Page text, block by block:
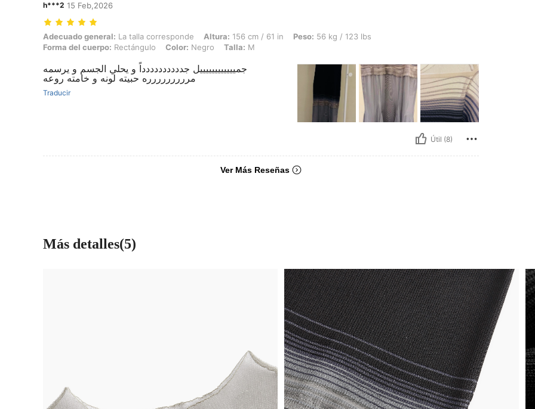
h***2 15 Feb,2026
Adecuado general: La talla corresponde, Altura: 156 cm / 61 in, Peso: 56 kg / 123 lbs, Forma del cuerpo: Rectángulo, Color: Negro, Talla: M
Adecuado general: La talla corresponde Altura: 156 cm / 61 in Peso: 56 kg / 123 lbs
Forma del cuerpo: Rectángulo Color: Negro Talla: M
جمييييييييييييل جدددددددددداً و يحلي الجسم و يرسمه
مررررررررره حبيته لونه و خامته روعه
Traducir
Útil (8)
Ver Más Reseñas
Más detalles(5)